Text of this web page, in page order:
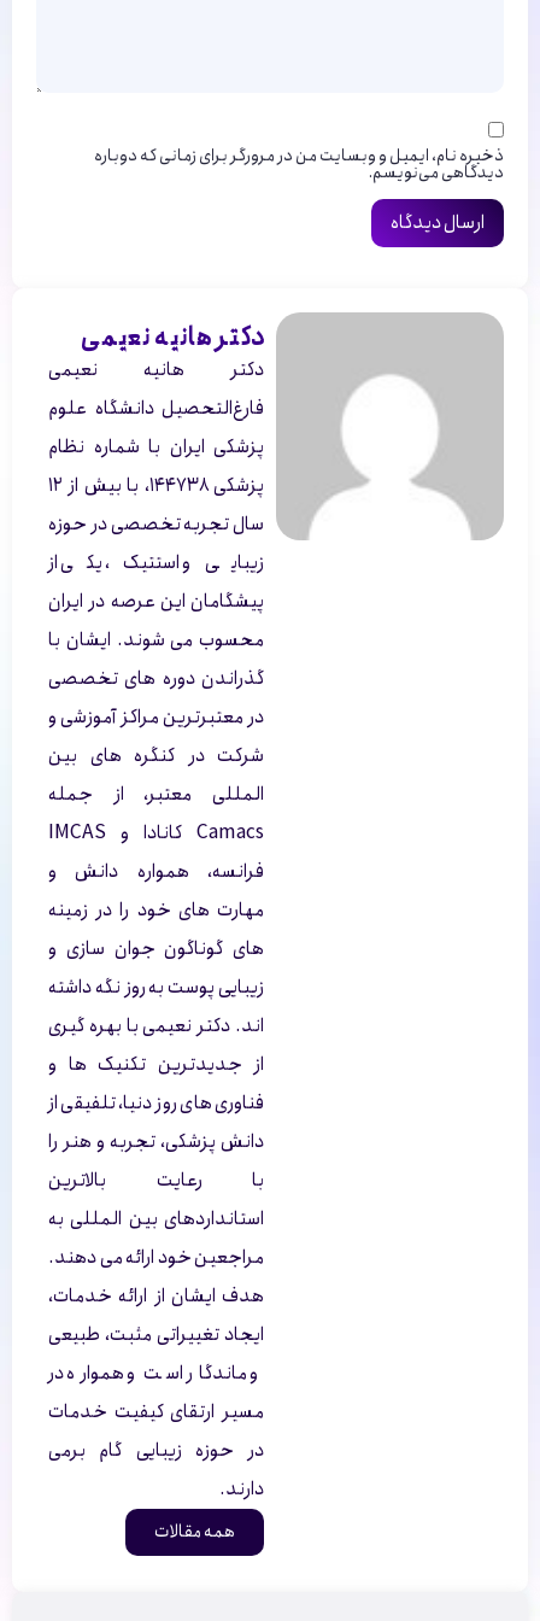
ذخیره نام، ایمیل و وبسایت من در مرورگر برای زمانی که دوباره
دیدگاهی می‌نویسم.
دکتر هانیه نعیمی
دکتر هانیه نعیمی
فارغ‌التحصیل دانشگاه علوم
پزشکی ایران با شماره نظام
پزشکی ۱۴۴۷۳۸، با بیش از ۱۲
سال تجربه تخصصی در حوزه
زیبایی و استتیک، یکی از
پیشگامان این عرصه در ایران
محسوب می شوند. ایشان با
گذراندن دوره های تخصصی
در معتبرترین مراکز آموزشی و
شرکت در کنگره های بین
المللی معتبر، از جمله
Camacs کانادا و IMCAS
فرانسه، همواره دانش و
مهارت های خود را در زمینه
های گوناگون جوان سازی و
زیبایی پوست به روز نگه داشته
اند. دکتر نعیمی با بهره گیری
از جدیدترین تکنیک ها و
فناوری های روز دنیا، تلفیقی از
دانش پزشکی، تجربه و هنر را
با رعایت بالاترین
استانداردهای بین المللی به
مراجعین خود ارائه می دهند.
هدف ایشان از ارائه خدمات،
ایجاد تغییراتی مثبت، طبیعی
و ماندگار است و همواره در
مسیر ارتقای کیفیت خدمات
در حوزه زیبایی گام برمی
دارند.
همه مقالات